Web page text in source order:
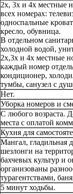
2х, 3х и 4х местные
всех номерах:
односпальные
кресло, обувница.
В отдельном
холодной водой,
2х,3х и 4х местные
каждый номер
кондиционер,
тумбы, санузел с
Нет.
Уборка номеров и
С любого возраста.
места с оплатой
Кухня для
Мангал, гладильная
шезлонги на
бахчевых культур и
организованы
турагентствами,
5 минут ходьбы.